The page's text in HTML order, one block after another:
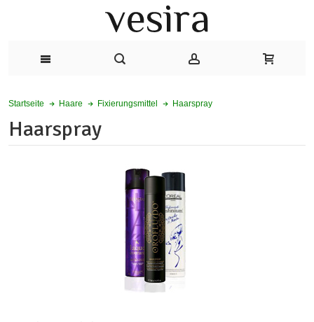
Startseite Haare Fixierungsmittel Haarspray
Haarspray